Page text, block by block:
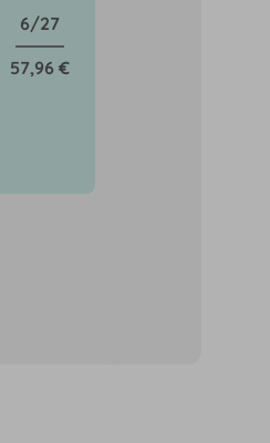
6/27
57,96 €